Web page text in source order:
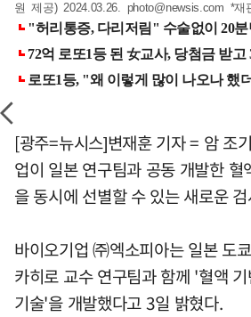
원 제공) 2024.03.26. photo@newsis.com *재
[광주=뉴시스]변재훈 기자 = 암 조
업이 일본 연구팀과 공동 개발한 혈
을 동시에 선별할 수 있는 새로운
바이오기업 ㈜엑소피아는 일본 도
카히로 교수 연구팀과 함께 '혈액
기술'을 개발했다고 3일 밝혔다.